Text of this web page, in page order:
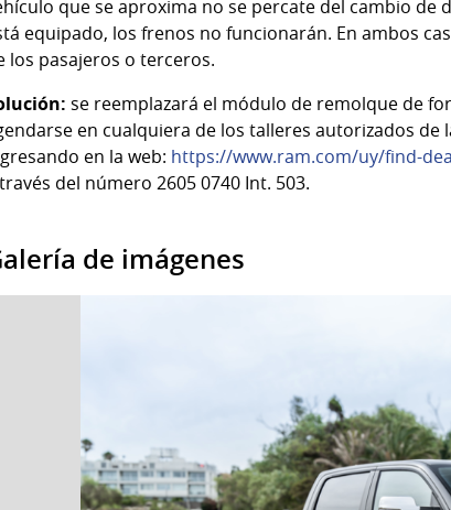
que se aproxima no se percate del cambio de
equipado, los frenos no funcionarán. En ambos
los pasajeros o terceros.
se reemplazará el módulo de remolque de
en cualquiera de los talleres autorizados de
en la web: https://www.ram.com/uy/find-
del número 2605 0740 Int. 503.
de imágenes